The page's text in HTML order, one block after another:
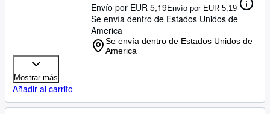
Envío por EUR 5,19Envío por EUR 5,19
Se envía dentro de Estados Unidos de
America
Se envía dentro de Estados Unidos de
America
Mostrar más
Añadir al carrito